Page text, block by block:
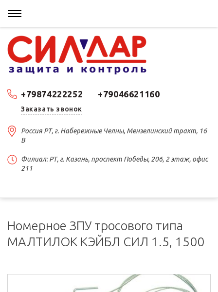
+79874222252 +79046621160
Заказать звонок
Россия РТ, г. Набережные Челны, Мензелинский тракт, 16
В
Филиал: РТ, г. Казань, проспект Победы, 206, 2 этаж, офис
211
Номерное ЗПУ тросового типа
МАЛТИЛОК КЭЙБЛ СИЛ 1.5, 1500